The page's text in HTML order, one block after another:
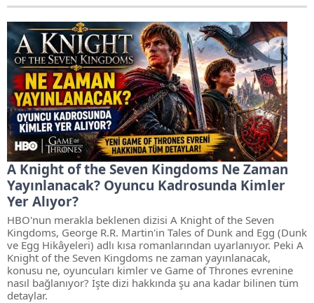
A Knight of the Seven Kingdoms Ne Zaman
Yayınlanacak? Oyuncu Kadrosunda Kimler
Yer Alıyor?
HBO'nun merakla beklenen dizisi A Knight of the Seven
Kingdoms, George R.R. Martin'in Tales of Dunk and Egg (Dunk
ve Egg Hikâyeleri) adlı kısa romanlarından uyarlanıyor. Peki A
Knight of the Seven Kingdoms ne zaman yayınlanacak,
konusu ne, oyuncuları kimler ve Game of Thrones evrenine
nasıl bağlanıyor? İşte dizi hakkında şu ana kadar bilinen tüm
detaylar.